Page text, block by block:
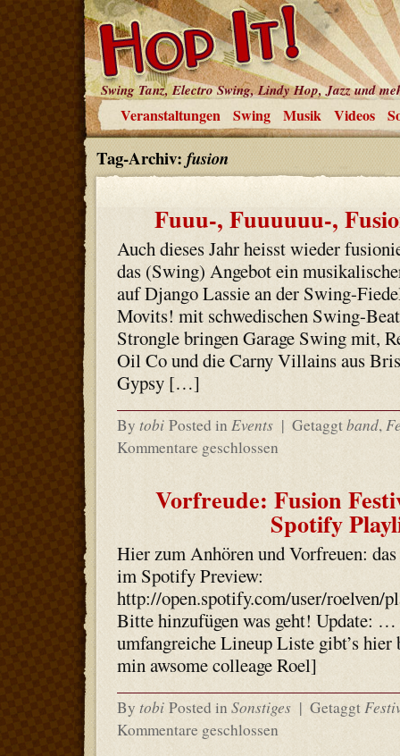
Swing Tanz, Electro Swing, Lindy Hop, Jazz und
Veranstaltungen Swing Musik Videos
Tag-Archiv: fusion
Fuuu-, Fuuuuuu-,
Auch dieses Jahr heisst wieder
das (Swing) Angebot ein
auf Django Lassie an der Swing-
Movits! mit schwedischen Swing-
Strongle bringen Garage Swing mit,
Oil Co und die Carny Villains aus
Gypsy […]
By tobi Posted in Events | Getaggtband,
Kommentare geschlossen
Vorfreude: Fusion
Spotify
Hier zum Anhören und Vorfreuen:
im Spotify Preview:
http://open.spotify.com/user/roelven/
Bitte hinzufügen was geht! Update: …
umfangreiche Lineup Liste gibt’s hier
min awsome colleage Roel]
By tobi Posted in Sonstiges | Getaggt
Kommentare geschlossen